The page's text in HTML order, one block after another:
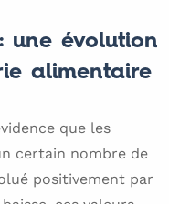
une évolution
alimentaire
que les
certain nombre de
positivement par